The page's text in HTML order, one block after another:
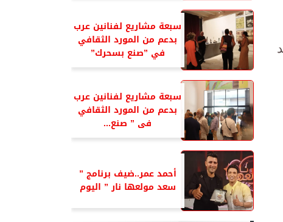
سبعة مشاريع لفنانين عرب
بدعم من المورد الثقافي
في ”صنع بسحرك”
سبعة مشاريع لفنانين عرب
بدعم من المورد الثقافي
فى ” صنع...
أحمد عمر..ضيف برنامج ”
سعد مولعها نار ” اليوم